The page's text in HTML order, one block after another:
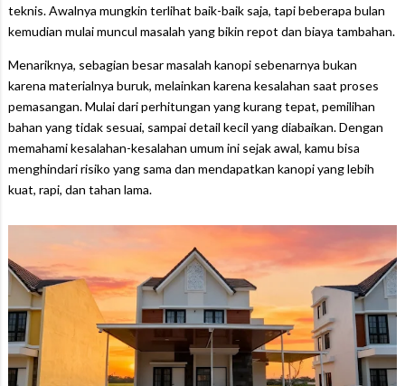
teknis. Awalnya mungkin terlihat baik-baik saja, tapi beberapa bulan
kemudian mulai muncul masalah yang bikin repot dan biaya tambahan.
Menariknya, sebagian besar masalah kanopi sebenarnya bukan
karena materialnya buruk, melainkan karena kesalahan saat proses
pemasangan. Mulai dari perhitungan yang kurang tepat, pemilihan
bahan yang tidak sesuai, sampai detail kecil yang diabaikan. Dengan
memahami kesalahan-kesalahan umum ini sejak awal, kamu bisa
menghindari risiko yang sama dan mendapatkan kanopi yang lebih
kuat, rapi, dan tahan lama.